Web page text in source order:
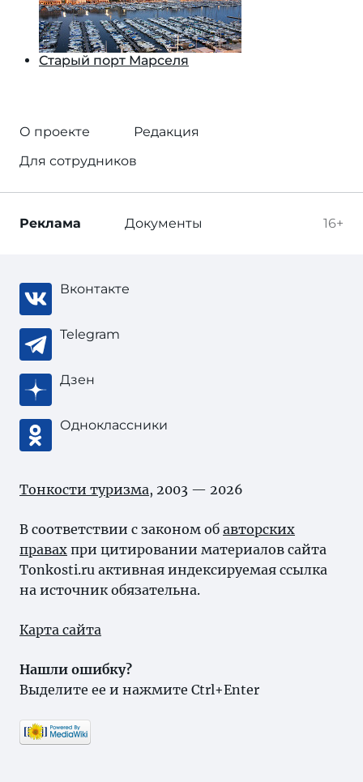
Старый порт Марселя
О проекте
Редакция
Для сотрудников
16+
Реклама Документы
Вконтакте
Telegram
Дзен
Одноклассники
Тонкости туризма, 2003 — 2026
В соответствии с законом об авторских
правах при цитировании материалов сайта
Tonkosti.ru активная индексируемая ссылка
на источник обязательна.
Карта сайта
Нашли ошибку?
Выделите ее и нажмите Ctrl+Enter